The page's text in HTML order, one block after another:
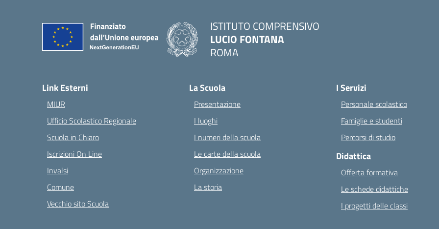
ISTITUTO COMPRENSIVO
LUCIO FONTANA
ROMA
Link Esterni
MIUR
Ufficio Scolastico Regionale
Scuola in Chiaro
Iscrizioni On Line
Invalsi
Comune
Vecchio sito Scuola
La Scuola
Presentazione
I luoghi
I numeri della scuola
Le carte della scuola
Organizzazione
La storia
I Servizi
Personale scolastico
Famiglie e studenti
Percorsi di studio
Didattica
Offerta formativa
Le schede didattiche
I progetti delle classi